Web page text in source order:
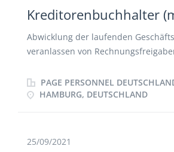
Kreditorenbuchhalter
Abwicklung der laufenden
veranlassen von
Abstimmung der Bankkonten
Kreditorenbuchhaltung Mitwirkung
Kontenklärung Abwicklung des
PAGE PERSONNEL
HAMBURG, DEUTSCHLAND
25/09/2021